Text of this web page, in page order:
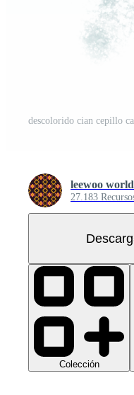
leewoo world
27.183
Colección